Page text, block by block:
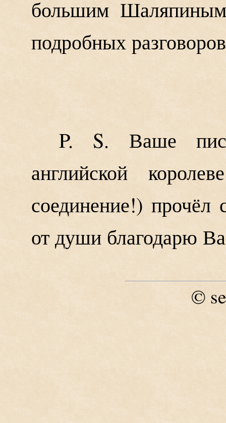
большим
подробных
P. S. Ваше
английской
соединение!) прочёл
от души благодарю
©